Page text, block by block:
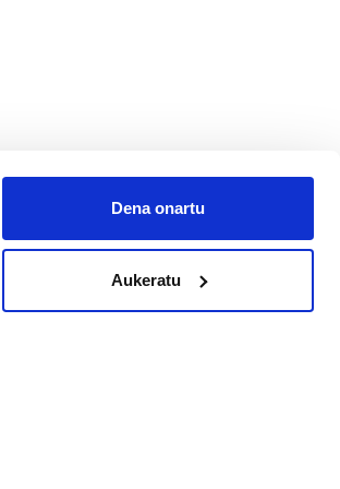
Dena onartu
Aukeratu